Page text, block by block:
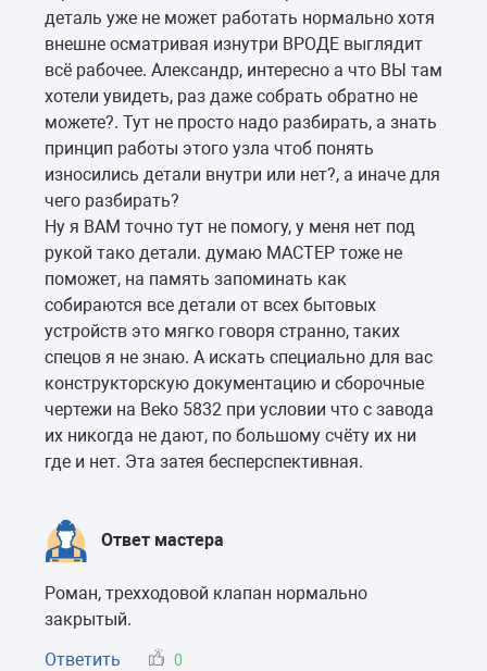
деталь уже не может работать нормально хотя
внешне осматривая изнутри ВРОДЕ выглядит
всё рабочее. Александр, интересно а что ВЫ там
хотели увидеть, раз даже собрать обратно не
можете?. Тут не просто надо разбирать, а знать
принцип работы этого узла чтоб понять
износились детали внутри или нет?, а иначе для
чего разбирать?
Ну я ВАМ точно тут не помогу, у меня нет под
рукой тако детали. думаю МАСТЕР тоже не
поможет, на память запоминать как
собираются все детали от всех бытовых
устройств это мягко говоря странно, таких
спецов я не знаю. А искать специально для вас
конструкторскую документацию и сборочные
чертежи на Bеkо 5832 при условии что с завода
их никогда не дают, по большому счёту их ни
где и нет. Эта затея бесперспективная.
Ответ мастера
Роман, трехходовой клапан нормально
закрытый.
Ответить
0